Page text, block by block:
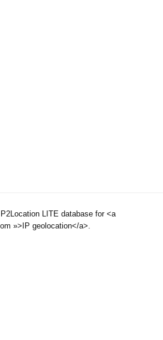
LITE database for <a
»>IP geolocation</a>.